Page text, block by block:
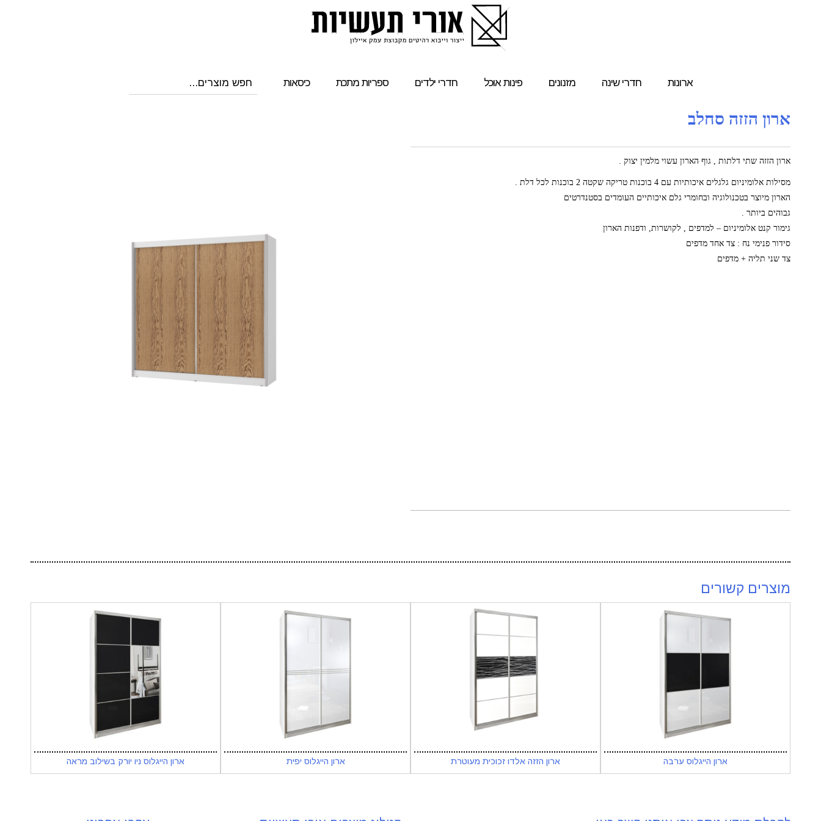
ארונות חדרי שינה מזנונים פינות אוכל חדרי ילדים ספריות מתכת כיסאות
ארון הזזה סחלב
ארון הזזה שתי דלתות , גוף הארון עשוי מלמין יצוק .
מסילות אלומיניום גלגלים איכותיות עם 4 בוכנות טריקה שקטה 2 בוכנות לכל דלת .
הארון מיוצר בטכנולוגיה ובחומרי גלם איכותיים העומדים בסטנדרטים
גבוהים ביותר .
גימור קנט אלומיניום – למדפים , לקושרות, ודפנות הארון
סידור פנימי נח : צד אחד מדפים
צד שני תליה + מדפים
מוצרים קשורים
ארון הייגלוס ניו יורק בשילוב מראה ארון הייגלוס יפית ארון הזזה אלדו זכוכית מעוטרת ארון הייגלוס ערבה